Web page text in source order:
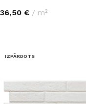
36,50 € m²
IZPĀRDOTS